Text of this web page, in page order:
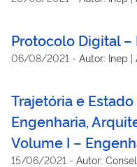
Protocolo Digital
06/08/2021 - Autor: Inep |
Trajetória e
Engenharia,
Volume I –
15/06/2021 - Autor: